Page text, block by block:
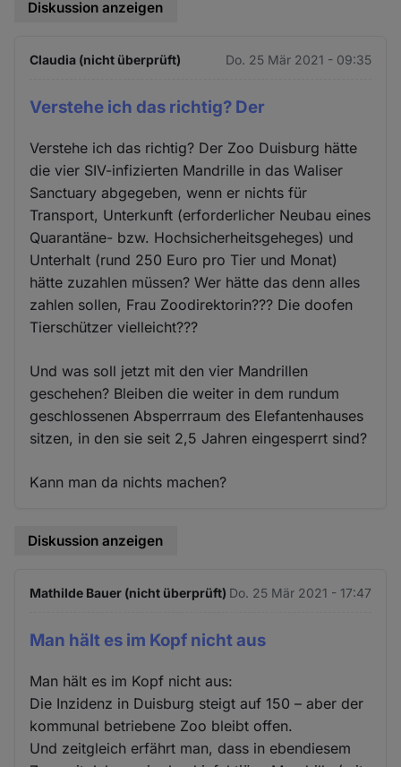
Diskussion anzeigen
Claudia (nicht überprüft) Do. 25 Mär 2021 - 09:35
Verstehe ich das richtig? Der
Verstehe ich das richtig? Der Zoo Duisburg hätte
die vier SIV-infizierten Mandrille in das Waliser
Sanctuary abgegeben, wenn er nichts für
Transport, Unterkunft (erforderlicher Neubau eines
Quarantäne- bzw. Hochsicherheitsgeheges) und
Unterhalt (rund 250 Euro pro Tier und Monat)
hätte zuzahlen müssen? Wer hätte das denn alles
zahlen sollen, Frau Zoodirektorin??? Die doofen
Tierschützer vielleicht???
Und was soll jetzt mit den vier Mandrillen
geschehen? Bleiben die weiter in dem rundum
geschlossenen Absperrraum des Elefantenhauses
sitzen, in den sie seit 2,5 Jahren eingesperrt sind?
Kann man da nichts machen?
Diskussion anzeigen
Mathilde Bauer (nicht überprüft) Do. 25 Mär 2021 - 17:47
Man hält es im Kopf nicht aus
Man hält es im Kopf nicht aus:
Die Inzidenz in Duisburg steigt auf 150 – aber der
kommunal betriebene Zoo bleibt offen.
Und zeitgleich erfährt man, dass in ebendiesem